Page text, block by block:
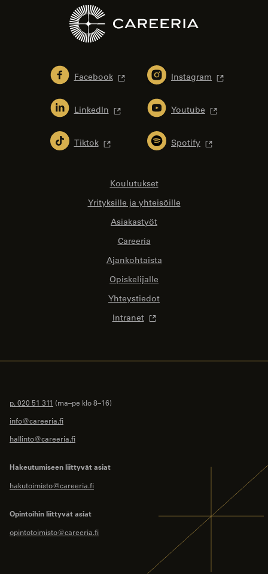
Facebook Instagram
LinkedIn Youtube
Tiktok Spotify
Koulutukset
Yrityksille ja yhteisöille
Asiakastyöt
Careeria
Ajankohtaista
Opiskelijalle
Yhteystiedot
Intranet
p. 020 51 311 (ma–pe klo 8–16)
info@careeria.fi
hallinto@careeria.fi
Hakeutumiseen liittyvät asiat
hakutoimisto@careeria.fi
Opintoihin liittyvät asiat
opintotoimisto@careeria.fi